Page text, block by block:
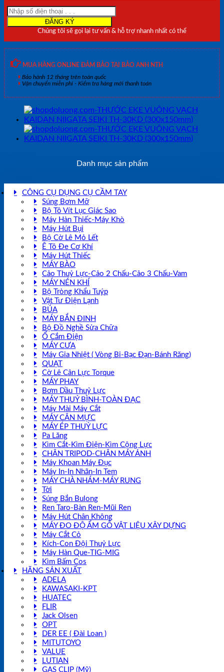
SEIKI
MT-
50KD
(500x250mm)
Chúng tôi sẽ gọi lại tư vấn & hỗ trợ nhanh nhất có thể
MUA HÀNG ONLINE ĐẢM BẢO TẠI BẢO ANH NTH
Bảo hành 12 tháng trên toàn quốc
Vận chuyển miễn phí - Kiểm tra hàng mới thanh toán
Danh mục sản phẩm
CÔNG CỤ DỤNG CỤ CẦM TAY
Súng Bơm Mỡ
Bộ Tô Vít Lục Giác Sao
Máy Hàn Thiếc-Máy Khò
Máy Hút Bụi
Bộ Cờ Lê Mỏ Lết
Ê Tô Đe Cơ Khí
Máy Hút Thiếc
MÁY BÀO
Cảo Thuỷ Lực-Cảo 2 Chấu-Cảo 3 Chấu-Vam
MÁY NÉN KHÍ
Bộ Tròng Khẩu Tuýp
Vật Tư Điện Lạnh
BÚA
MÁY BẮN ĐINH
Bộ Đồ Nghề Sửa Chữa
Ổ Cắm Điện
MÁY CƯA
Máy Gia Nhiệt ( Vòng Bi-Bạc Đạn-Bánh Răng)
QUẠT
Cờ Lê Cân Lực Torque
MÁY PHAY
Bơm Dầu Thuỷ Lực
MÁY THUỶ BÌNH-TOÀN ĐẠC
Máy Mài Máy Cắt
MÁY CÂN MỰC
MÁY ÉP THUỶ LỰC
Pa Lăng
Kìm Cắt-Kìm Điện-Kìm Cộng Lực
CHÂN TRIPOD-CHÂN MÁY ẢNH
Máy Khoan Máy Đục
Máy In-In Nhãn-In Tem
MÁY CHÀ NHÁM-MÁY RUNG
Tời
Súng Bắn Bulong
Ren Taro-Bàn Ren-Mũi Ren
Máy Hút Chân Không
MÁY ĐO ĐỘ ẨM GỖ VẬT LIỆU XÂY DỰNG
Máy Cắt Cỏ
Kích-Con Đội Thuỷ Lực
Máy Hàn Que-TIG-MIG
Kìm Bấm Cos
HÃNG SẢN XUẤT
ADELA
KAWASAKI-KPT
HUATEC
FLIR
Jack Olsen
OPT
DER EE ( Đài Loan )
MITUTOYO
VALUE
LUTIAN
GAS CLIP (Mỹ)